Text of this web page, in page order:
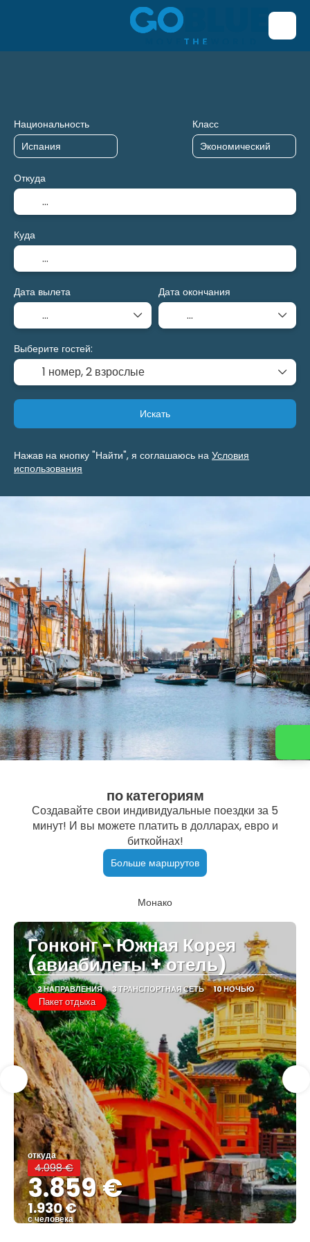
Национальность Класс
Откуда
Куда
Дата вылета Дата окончания
Выберите гостей:
1 номер,2 взрослые
Искать
Нажав на кнопку "Найти", я соглашаюсь на Условия
использования
по категориям
Создавайте свои индивидуальные поездки за 5
минут! И вы можете платить в долларах, евро и
биткойнах!
Больше маршрутов
Монако
Гонконг - Южная Корея
(авиабилеты + отель)
2 НАПРАВЛЕНИЯ 3 ТРАНСПОРТНАЯ СЕТЬ 10 НОЧЬЮ
Пакет отдыха
откуда
4.098 €
3.859 €
1.930 €
с человека
Свяжитесь с нами